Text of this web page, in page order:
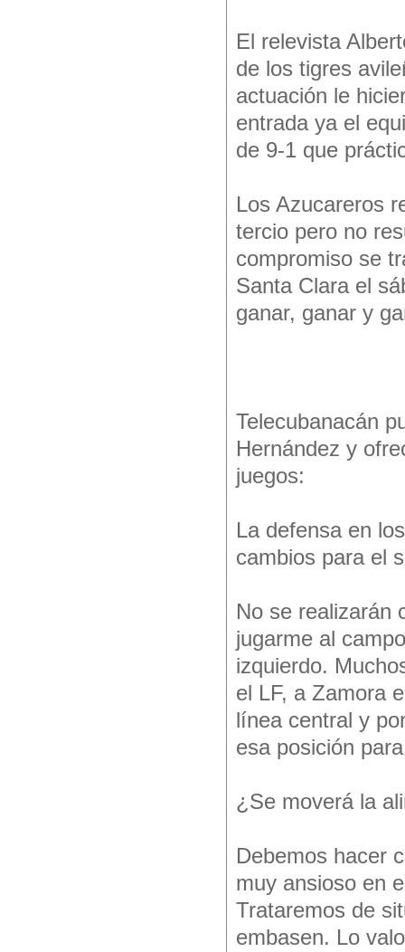
El relevista
de los tigres
actuación le
entrada ya el
de 9-1 que
Los Azucareros
tercio pero no
compromiso se
Santa Clara el
ganar, ganar y
Telecubanacán
Hernández y
juegos:
La defensa en
cambios para el
No se realizarán
jugarme al
izquierdo.
el LF, a Zamora
línea central y
esa posición
¿Se moverá la
Debemos hacer
muy ansioso en
Trataremos de
embasen. Lo